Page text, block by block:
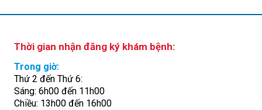
Thời gian nhận đăng ký khám bệnh:
Trong giờ:
Thứ 2 đến Thứ 6:
Sáng: 6h00 đến 11h00
Chiều: 13h00 đến 16h00